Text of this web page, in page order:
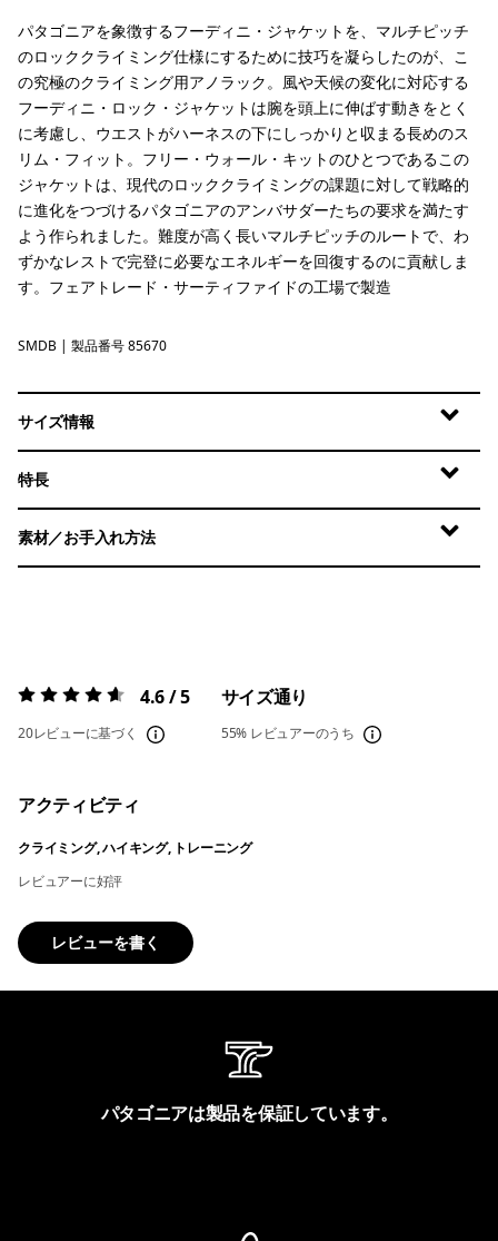
パタゴニアを象徴するフーディニ・ジャケットを、マルチピッチ
のロッククライミング仕様にするために技巧を凝らしたのが、こ
の究極のクライミング用アノラック。風や天候の変化に対応する
フーディニ・ロック・ジャケットは腕を頭上に伸ばす動きをとく
に考慮し、ウエストがハーネスの下にしっかりと収まる長めのス
リム・フィット。フリー・ウォール・キットのひとつであるこの
ジャケットは、現代のロッククライミングの課題に対して戦略的
に進化をつづけるパタゴニアのアンバサダーたちの要求を満たす
よう作られました。難度が高く長いマルチピッチのルートで、わ
ずかなレストで完登に必要なエネルギーを回復するのに貢献しま
す。フェアトレード・サーティファイドの工場で製造
Smolder Blue
SMDB | 製品番号 85670
サイズ情報
特長
素材／お手入れ方法
評価:4.6 / 5 4.6 / 5
20レビューに基づく
サイズ通り
55% レビュアーのうち
アクティビティ
クライミング, ハイキング, トレーニング
レビュアーに好評
レビューを書く
パタゴニアは製品を保証しています。